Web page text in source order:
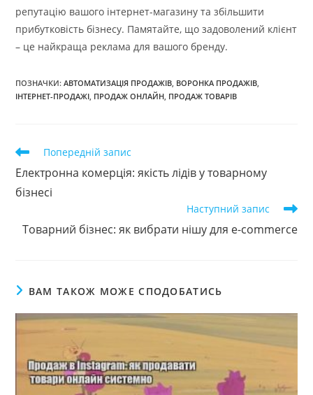
репутацію вашого інтернет-магазину та збільшити
прибутковість бізнесу. Памятайте, що задоволений клієнт
– це найкраща реклама для вашого бренду.
ПОЗНАЧКИ:АВТОМАТИЗАЦІЯ ПРОДАЖІВ, ВОРОНКА ПРОДАЖІВ,
ІНТЕРНЕТ-ПРОДАЖІ, ПРОДАЖ ОНЛАЙН, ПРОДАЖ ТОВАРІВ
Прочитати
статей
Попередній запис
Електронна комерція: якість лідів у товарному
бізнесі
Наступний запис
Товарний бізнес: як вибрати нішу для e-commerce
ВАМ ТАКОЖ МОЖЕ СПОДОБАТИСЬ